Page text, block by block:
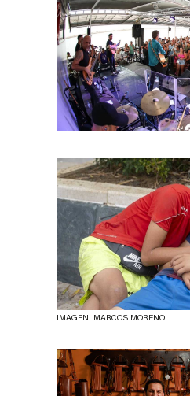
IMAGEN: MARCOS MORENO